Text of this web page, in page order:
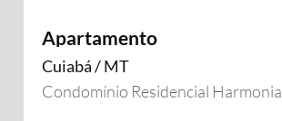
Apartamento
Cuiabá / MT
Condomínio Residencial Harmonia